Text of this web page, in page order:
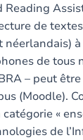
Reading
de
à
de tous
– peut
(Moodle).
«
de